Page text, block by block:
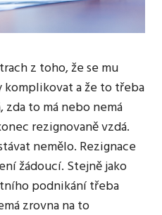
z toho, že se mu
komplikovat a že to třeba
zda to má nebo nemá
rezignovaně vzdá.
nemělo. Rezignace
žádoucí. Stejně jako
podnikání třeba
zrovna na to